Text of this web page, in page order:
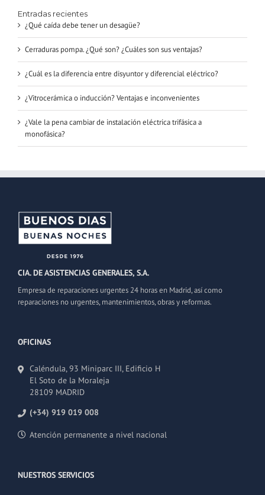
Entradas recientes
¿Qué caída debe tener un desagüe?
Cerraduras pompa. ¿Qué son? ¿Cuáles son sus ventajas?
¿Cuál es la diferencia entre disyuntor y diferencial eléctrico?
¿Vitrocerámica o inducción? Ventajas e inconvenientes
¿Vale la pena cambiar de instalación eléctrica trifásica a
monofásica?
CIA. DE ASISTENCIAS GENERALES, S.A.
Empresa de reparaciones urgentes 24 horas en Madrid, así como
reparaciones no urgentes, mantenimientos, obras y reformas.
OFICINAS
Caléndula, 93 Miniparc III, Edificio H
El Soto de la Moraleja
28109 MADRID
(+34) 919 019 008
Atención permanente a nivel nacional
NUESTROS SERVICIOS